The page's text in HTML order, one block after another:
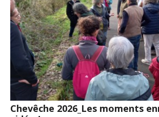
Chevêche 2026_Les moments